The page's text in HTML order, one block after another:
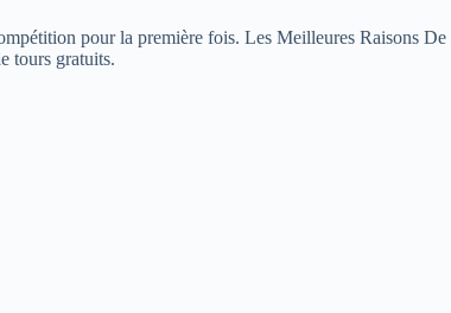
pour la première fois. Les Meilleures Raisons
tours gratuits.